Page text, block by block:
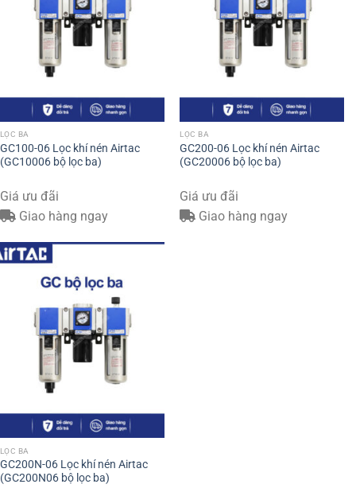
LỌC BA
GC100-06 Lọc khí nén Airtac
(GC10006 bộ lọc ba)
Giá ưu đãi
Giao hàng ngay
LỌC BA
GC200-06 Lọc khí nén Airtac
(GC20006 bộ lọc ba)
Giá ưu đãi
Giao hàng ngay
LỌC BA
GC200N-06 Lọc khí nén Airtac
(GC200N06 bộ lọc ba)